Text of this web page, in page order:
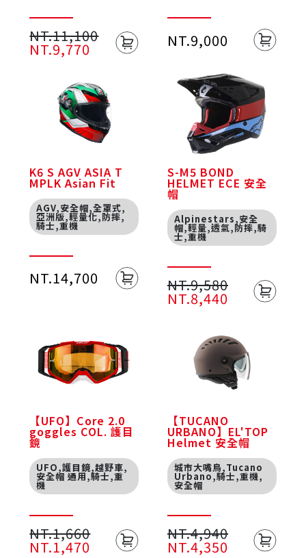
NT.11,100
NT.9,770 NT.9,000
K6 S AGV ASIA T
MPLK Asian Fit
AGV,安全帽,全罩式,
亞洲版,輕量化,防摔,
騎士,重機
NT.14,700
S-M5 BOND
HELMET ECE 安全
帽
Alpinestars,安全
帽,輕量,透氣,防摔,騎
士,重機
NT.9,580
NT.8,440
【UFO】Core 2.0
goggles COL. 護目
鏡
UFO,護目鏡,越野車,
安全帽 通用,騎士,重
機
NT.1,660
NT.1,470
【TUCANO
URBANO】EL'TOP
Helmet 安全帽
城市大嘴鳥,Tucano
Urbano,騎士,重機,
安全帽
NT.4,940
NT.4,350